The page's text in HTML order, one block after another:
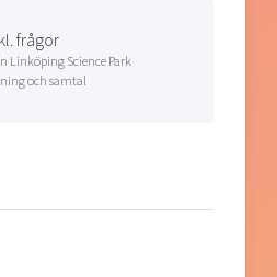
frågor
Linköping Science Park
och samtal